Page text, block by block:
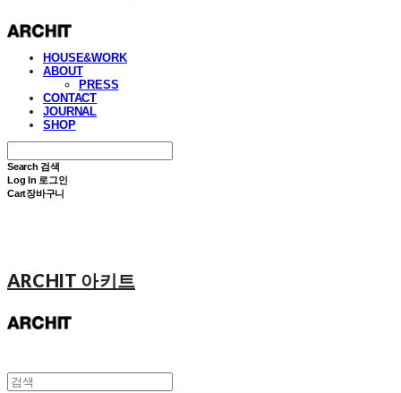
HOUSE&WORK
ABOUT
PRESS
CONTACT
JOURNAL
SHOP
Search 검색
Log In 로그인
Cart장바구니
ARCHIT 아키트